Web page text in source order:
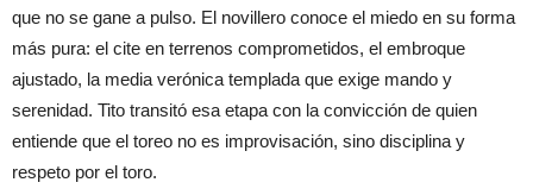
que no se gane a pulso. El novillero conoce el miedo en su forma
más pura: el cite en terrenos comprometidos, el embroque
ajustado, la media verónica templada que exige mando y
serenidad. Tito transitó esa etapa con la convicción de quien
entiende que el toreo no es improvisación, sino disciplina y
respeto por el toro.